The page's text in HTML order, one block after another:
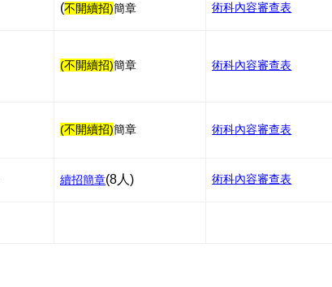
(不開續招)簡章 術科內容審查表
(不開續招)簡章 術科內容審查表
(不開續招)簡章 術科內容審查表
續招簡章(8人) 術科內容審查表